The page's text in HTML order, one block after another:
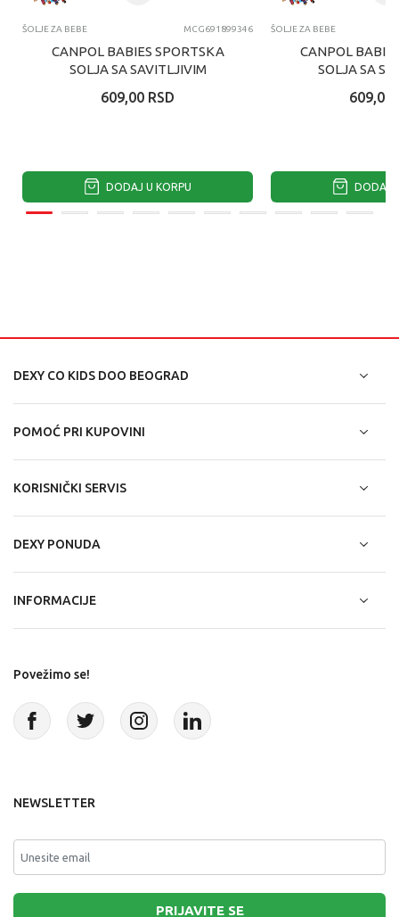
ŠOLJE ZA BEBE MCG691899346
CANPOL BABIES SPORTSKA
SOLJA SA SAVITLJIVIM
56/618_BLU
609,00 RSD
DODAJ U KORPU
ŠOLJE ZA BEBE
CANPOL
SOLJA SA
56/
609,00
DODAJ
DEXY CO KIDS DOO BEOGRAD
POMOĆ PRI KUPOVINI
KORISNIČKI SERVIS
DEXY PONUDA
INFORMACIJE
Povežimo se!
NEWSLETTER
PRIJAVITE SE